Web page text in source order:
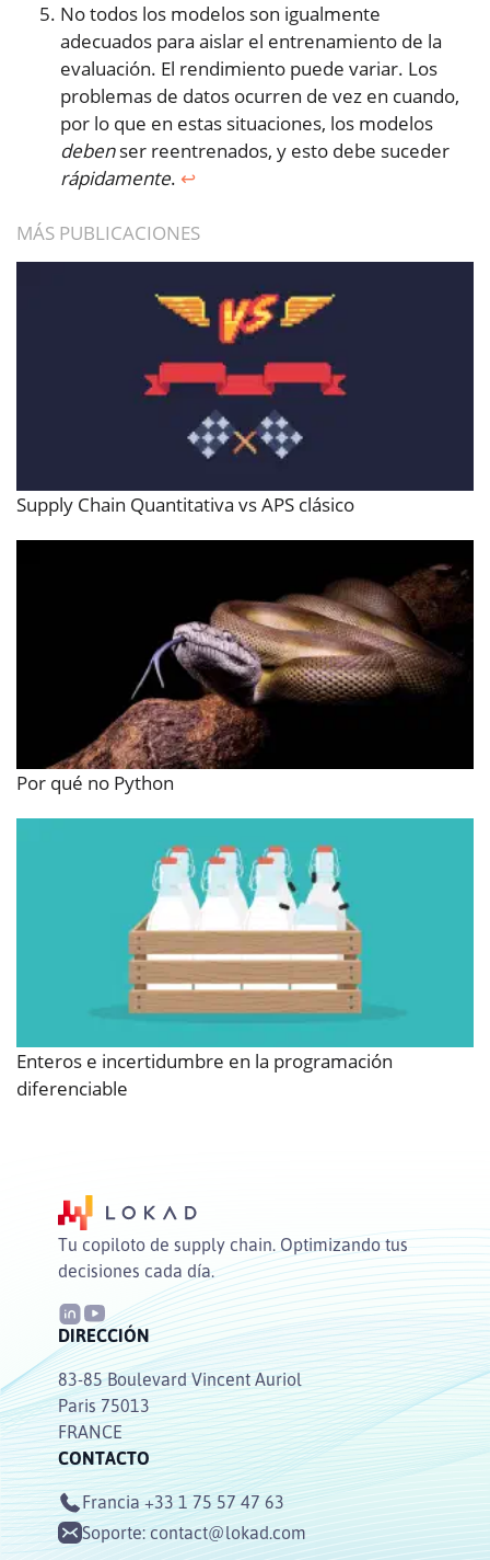
No todos los modelos son igualmente
adecuados para aislar el entrenamiento de la
evaluación. El rendimiento puede variar. Los
problemas de datos ocurren de vez en cuando,
por lo que en estas situaciones, los modelos
debenser reentrenados, y esto debe suceder
rápidamente. ↩︎
MÁS PUBLICACIONES
Supply Chain Quantitativa vs APS clásico
Por qué no Python
Enteros e incertidumbre en la programación
diferenciable
Tu copiloto de supply chain. Optimizando tus
decisiones cada día.
DIRECCIÓN
83-85 Boulevard Vincent Auriol
Paris 75013
FRANCE
CONTACTO
Francia +33 1 75 57 47 63
Soporte:contact@lokad.com